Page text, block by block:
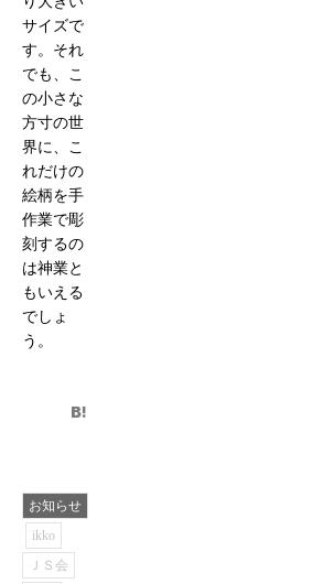
サイズで
す。それ
でも、こ
の小さな
方寸の世
界に、こ
れだけの
絵柄を手
作業で彫
刻するの
は神業と
もいえる
でしょ
う。
お知らせ
ikko
ＪＳ会